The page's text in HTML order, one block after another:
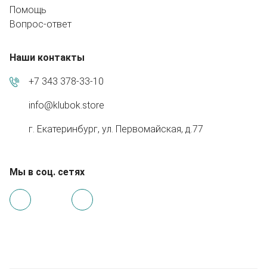
Помощь
Вопрос-ответ
Наши контакты
+7 343 378-33-10
info@klubok.store
г. Екатеринбург, ул. Первомайская, д.77
Мы в соц. сетях